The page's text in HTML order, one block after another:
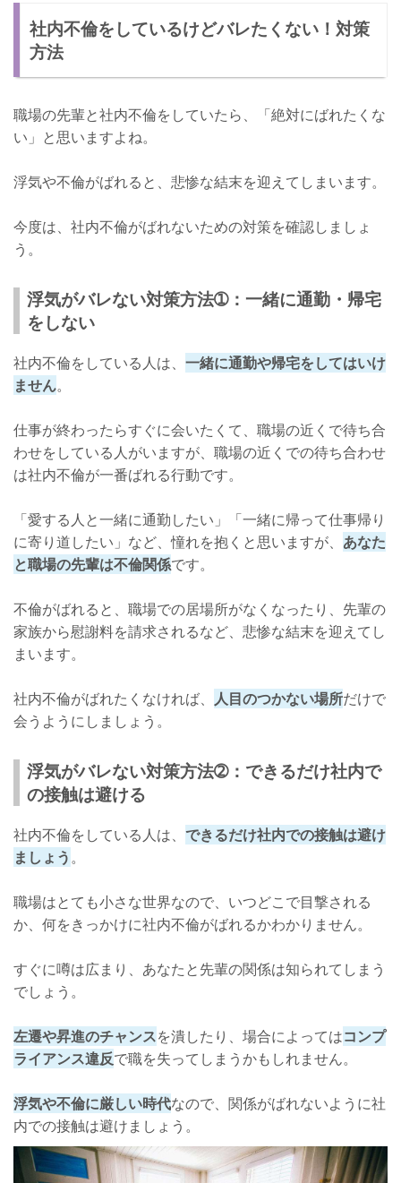
社内不倫をしているけどバレたくない！対策
方法
職場の先輩と社内不倫をしていたら、「絶対にばれたくな
い」と思いますよね。
浮気や不倫がばれると、悲惨な結末を迎えてしまいます。
今度は、社内不倫がばれないための対策を確認しましょ
う。
浮気がバレない対策方法➀：一緒に通勤・帰宅
をしない
社内不倫をしている人は、 一緒に通勤や帰宅をしてはいけ
ません。
仕事が終わったらすぐに会いたくて、職場の近くで待ち合
わせをしている人がいますが、職場の近くでの待ち合わせ
は社内不倫が一番ばれる行動です。
「愛する人と一緒に通勤したい」「一緒に帰って仕事帰り
に寄り道したい」など、憧れを抱くと思いますが、 あなた
と職場の先輩は不倫関係です。
不倫がばれると、職場での居場所がなくなったり、先輩の
家族から慰謝料を請求されるなど、悲惨な結末を迎えてし
まいます。
社内不倫がばれたくなければ、 人目のつかない場所だけで
会うようにしましょう。
浮気がバレない対策方法➁：できるだけ社内で
の接触は避ける
社内不倫をしている人は、 できるだけ社内での接触は避け
ましょう。
職場はとても小さな世界なので、いつどこで目撃される
か、何をきっかけに社内不倫がばれるかわかりません。
すぐに噂は広まり、あなたと先輩の関係は知られてしまう
でしょう。
左遷や昇進のチャンスを潰したり、場合によってはコンプ
ライアンス違反で職を失ってしまうかもしれません。
浮気や不倫に厳しい時代なので、関係がばれないように社
内での接触は避けましょう。